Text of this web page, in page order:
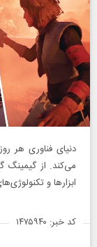
دنیای فناوری هر
می‌کند. از گیمینگ
ابزارها و
کد خبر: ۱۴۷۵۹۴۰